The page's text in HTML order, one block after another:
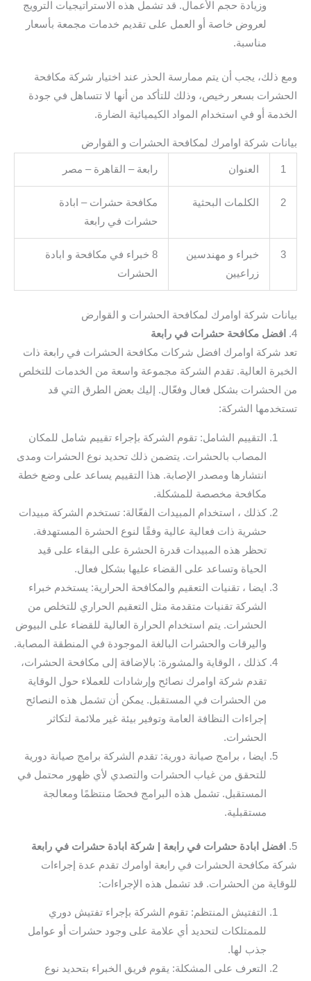
وزيادة حجم الأعمال. قد تشمل هذه الاستراتيجيات الترويج
لعروض خاصة أو العمل على تقديم خدمات مجمعة بأسعار
مناسبة.
ومع ذلك، يجب أن يتم ممارسة الحذر عند اختيار شركة مكافحة
الحشرات بسعر رخيص، وذلك للتأكد من أنها لا تتساهل في جودة
الخدمة أو في استخدام المواد الكيميائية الضارة.
بيانات شركة اوامرك لمكافحة الحشرات و القوارض
1 العنوان رابعة – القاهرة – مصر
2 الكلمات البحثية
مكافحة حشرات – ابادة
حشرات في رابعة
3
خبراء و مهندسين
زراعيين
8 خبراء في مكافحة و ابادة
الحشرات
بيانات شركة اوامرك لمكافحة الحشرات و القوارض
4.
افضل مكافحة حشرات في رابعة
تعد شركة اوامرك افضل شركات مكافحة الحشرات في رابعة ذات
الخبرة العالية. تقدم الشركة مجموعة واسعة من الخدمات للتخلص
من الحشرات بشكل فعال وفعّال. إليك بعض الطرق التي قد
تستخدمها الشركة:
التقييم الشامل: تقوم الشركة بإجراء تقييم شامل للمكان
المصاب بالحشرات. يتضمن ذلك تحديد نوع الحشرات ومدى
انتشارها ومصدر الإصابة. هذا التقييم يساعد على وضع خطة
مكافحة مخصصة للمشكلة.
كذلك ، استخدام المبيدات الفعّالة: تستخدم الشركة مبيدات
حشرية ذات فعالية عالية وفقًا لنوع الحشرة المستهدفة.
تحظر هذه المبيدات قدرة الحشرة على البقاء على قيد
الحياة وتساعد على القضاء عليها بشكل فعال.
ايضا ، تقنيات التعقيم والمكافحة الحرارية: يستخدم خبراء
الشركة تقنيات متقدمة مثل التعقيم الحراري للتخلص من
الحشرات. يتم استخدام الحرارة العالية للقضاء على البيوض
واليرقات والحشرات البالغة الموجودة في المنطقة المصابة.
كذلك ، الوقاية والمشورة: بالإضافة إلى مكافحة الحشرات،
تقدم شركة اوامرك نصائح وإرشادات للعملاء حول الوقاية
من الحشرات في المستقبل. يمكن أن تشمل هذه النصائح
إجراءات النظافة العامة وتوفير بيئة غير ملائمة لتكاثر
الحشرات.
ايضا ، برامج صيانة دورية: تقدم الشركة برامج صيانة دورية
للتحقق من غياب الحشرات والتصدي لأي ظهور محتمل في
المستقبل. تشمل هذه البرامج فحصًا منتظمًا ومعالجة
مستقبلية.
5.
افضل ابادة حشرات في رابعة | شركة ابادة حشرات في رابعة
شركة مكافحة الحشرات في رابعة اوامرك تقدم عدة إجراءات
للوقاية من الحشرات. قد تشمل هذه الإجراءات:
التفتيش المنتظم: تقوم الشركة بإجراء تفتيش دوري
للممتلكات لتحديد أي علامة على وجود حشرات أو عوامل
جذب لها.
التعرف على المشكلة: يقوم فريق الخبراء بتحديد نوع